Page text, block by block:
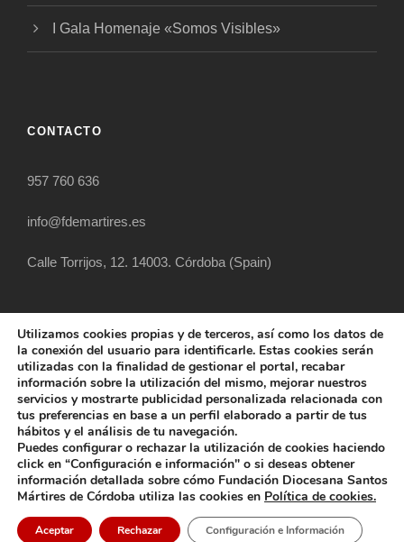
I Gala Homenaje «Somos Visibles»
CONTACTO
957 760 636
info@fdemartires.es
Calle Torrijos, 12. 14003. Córdoba (Spain)
COPYRIGHT 2025 FUNDACIÓN DIOCESANA
SANTOS MÁRTIRES, ALL RIGHT RESERVED
POLÍTICA DE COOKIES AVISO LEGAL
POLÍTICA DE PRIVACIDAD POLÍTICA EXTERNA
Utilizamos cookies propias y de terceros, así como los datos de
la conexión del usuario para identificarle. Estas cookies serán
utilizadas con la finalidad de gestionar el portal, recabar
información sobre la utilización del mismo, mejorar nuestros
servicios y mostrarte publicidad personalizada relacionada con
tus preferencias en base a un perfil elaborado a partir de tus
hábitos y el análisis de tu navegación.
Puedes configurar o rechazar la utilización de cookies haciendo
click en “Configuración e información" o si deseas obtener
información detallada sobre cómo Fundación Diocesana Santos
Mártires de Córdoba utiliza las cookies en Política de cookies.
Aceptar Rechazar Configuración e Información